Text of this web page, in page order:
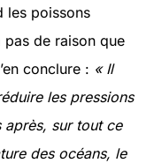
les poissons
pas de raison que
conclure : « Il
les pressions
après, sur tout ce
des océans, le